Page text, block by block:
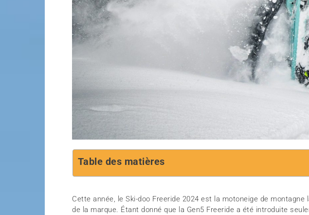
Table des matières
Cette année, le Ski-doo Freeride 2024 est la motoneige de
de la marque. Étant donné que la Gen5 Freeride a été introduite